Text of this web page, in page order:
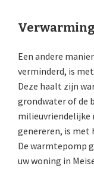
Een andere
verminderd, is
Deze haalt zijn
grondwater of de
milieuvriendelijke
genereren, is met
De warmtepomp
uw woning in